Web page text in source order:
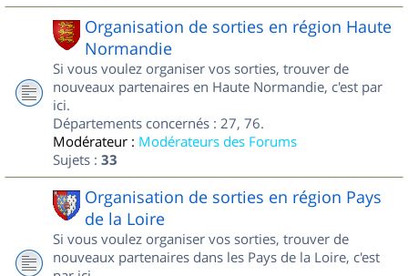
Organisation de sorties en région Haute
Normandie
Si vous voulez organiser vos sorties, trouver de
nouveaux partenaires en Haute Normandie, c'est par
ici.
Départements concernés : 27, 76.
Modérateur : Modérateurs des Forums
Sujets : 33
Organisation de sorties en région Pays
de la Loire
Si vous voulez organiser vos sorties, trouver de
nouveaux partenaires dans les Pays de la Loire, c'est